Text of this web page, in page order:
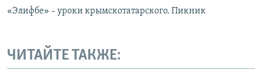
«Элифбе» – уроки крымскотатарского. Пикник
ЧИТАЙТЕ ТАКЖЕ: